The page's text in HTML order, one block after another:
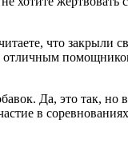
что
отличным
Да, это так, но
в